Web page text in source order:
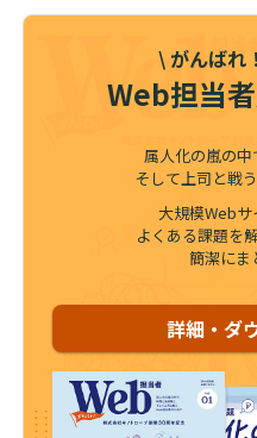
\ がんばれ
Web担当
属人化の嵐の
そして上司と戦
大規模Web
よくある課題を
簡潔にま
詳細・ダ